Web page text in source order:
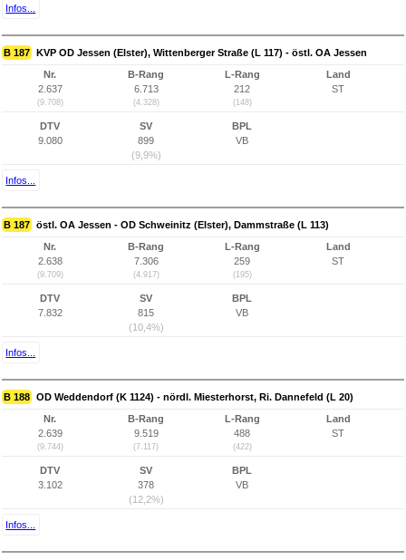
Infos...
B 187 KVP OD Jessen (Elster), Wittenberger Straße (L 117) - östl. OA Jessen
Nr.
2.637
(9.708)
B-Rang
6.713
(4.328)
L-Rang
212
(148)
Land
ST
DTV
9.080
SV
899
(9,9%)
BPL
VB
Infos...
B 187 östl. OA Jessen - OD Schweinitz (Elster), Dammstraße (L 113)
Nr.
2.638
(9.709)
B-Rang
7.306
(4.917)
L-Rang
259
(195)
Land
ST
DTV
7.832
SV
815
(10,4%)
BPL
VB
Infos...
B 188 OD Weddendorf (K 1124) - nördl. Miesterhorst, Ri. Dannefeld (L 20)
Nr.
2.639
(9.744)
B-Rang
9.519
(7.117)
L-Rang
488
(422)
Land
ST
DTV
3.102
SV
378
(12,2%)
BPL
VB
Infos...